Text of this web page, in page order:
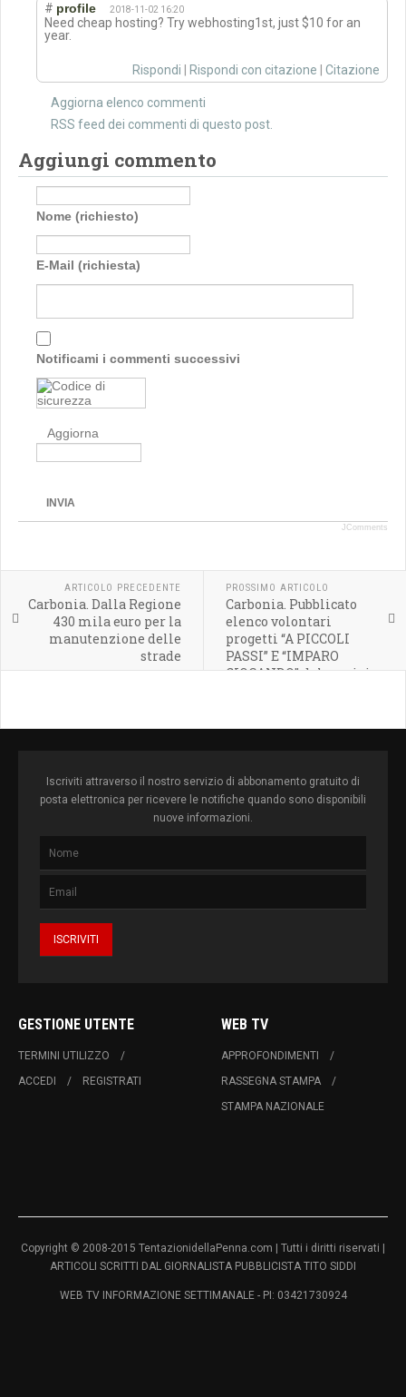
# profile 2018-11-02 16:20
Need cheap hosting? Try webhosting1st, just $10 for an
year.
Rispondi Rispondi con citazione Citazione
Aggiorna elenco commenti
RSS feed dei commenti di questo post.
Aggiungi commento
Nome (richiesto)
E-Mail (richiesta)
Notificami i commenti successivi
Aggiorna
INVIA
JComments
ARTICOLO PRECEDENTE
Carbonia. Dalla Regione
430 mila euro per la
manutenzione delle
strade
PROSSIMO ARTICOLO
Carbonia. Pubblicato
elenco volontari
progetti “A PICCOLI
PASSI” E “IMPARO
GIOCANDO” del servizio
Iscriviti attraverso il nostro servizio di abbonamento gratuito di
posta elettronica per ricevere le notifiche quando sono disponibili
nuove informazioni.
GESTIONE UTENTE
TERMINI UTILIZZO
ACCEDI
REGISTRATI
WEB TV
APPROFONDIMENTI
RASSEGNA STAMPA
STAMPA NAZIONALE
Copyright © 2008-2015 TentazionidellaPenna.com | Tutti i diritti riservati |
ARTICOLI SCRITTI DAL GIORNALISTA PUBBLICISTA TITO SIDDI
WEB TV INFORMAZIONE SETTIMANALE - PI: 03421730924